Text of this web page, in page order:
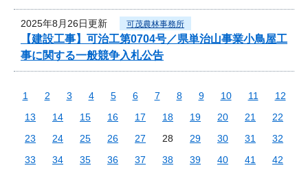
2025年8月26日更新 可茂農林事務所
【建設工事】可治工第0704号／県単治山事業小鳥屋工
事に関する一般競争入札公告
1 2 3 4 5 6 7 8 9 10 11
12
13
14 15 16 17 18 19 20 21
22
23
24 25 26 27 28 29 30 31
32
33
34 35 36 37 38 39 40 41
42